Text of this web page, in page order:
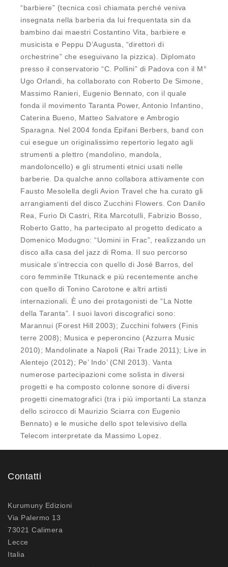
“barbiere” (tecnica così chiamata perché veniva
insegnata nella barberia da lui frequentata sin da
bambino dai maestri Costantino Vita, barbiere e
musicista e Peppu D’Augusta, “direttori di
orchestrine” che eseguivano la pizzica). Diplomato
presso il conservatorio “C. Pollini” di Padova con il M°
Ugo Orlandi, ha collaborato con Roberto De Simone,
Massimo Ranieri, Eugenio Bennato, con il quale
fonda il movimento Taranta Power, Antonio Infantino,
Caterina Bueno, Matteo Salvatore e Ambrogio
Sparagna. Nel 2004 fonda Epifani Berbers, band con
cui esegue un originalissimo repertorio legato agli
strumenti a plettro (mandolino, mandola,
mandoloncello) e gli strumenti etnici usati nelle
barberie. Da qualche anno collabora attivamente con
Fausto Mesolella degli Avion Travel che ha curato gli
arrangiamenti del disco Zucchini Flowers. Con Danilo
Rea, Furio Di Castri, Rita Marcotulli, Fabrizio Bosso,
Roberto Gatto, ha partecipato al progetto dedicato a
Domenico Modugno: “Uomini in Frac”, realizzando un
disco alla casa del jazz di Roma. Il suo percorso
musicale s’intreccia con quello di José Barros, del
coro femminile Ttkunack e più recentemente anche
con quello di Tonino Carotone e altri artisti
internazionali. È uno dei protagonisti de “La Notte
della Taranta”. I suoi lavori discografici sono:
Marannui (Forest Hill 2003); Zucchini folwers (Finis
terre 2008); Musica e peperoncino (Azzurra Music
2010); Mandolinate a Napoli (Rai Trade 2011); Live in
Alentejo (2012); Pe’ Indo’ (CNI 2013). Vanta
numerose partecipazioni come solista in diversi
progetti e ha composto colonne sonore di diversi
progetti cinematografici (tra i più importanti La stanza
dello scirocco di Maurizio Sciarra con Eugenio
Bennato) e le musiche dello spot televisivo della
Telecom interpretate da Massimo Lopez.
Contatti
Kurumuny Edizioni
Via Palermo 13
73021 Calimera
Lecce
Italia